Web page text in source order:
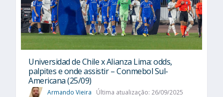
Universidad de Chile x Alianza Lima: odds,
palpites e onde assistir – Conmebol Sul-
Americana (25/09)
Armando Vieira Última atualização: 26/09/2025